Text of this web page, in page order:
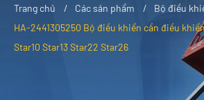
Trang chủ Các sản phẩm
Bộ điều
HA-2441305250 Bộ điều khiển cần điều
Star10 Star13 Star22 Star26